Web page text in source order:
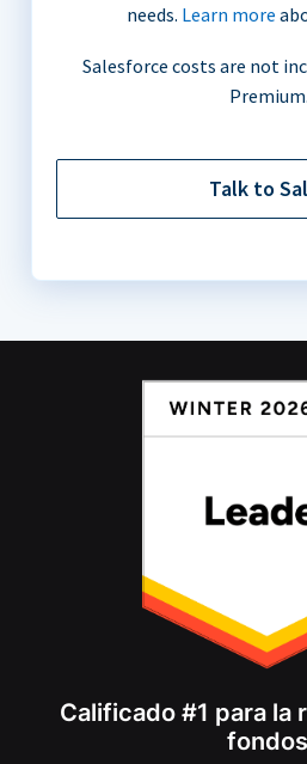
needs. Learn more
Salesforce costs are not
Premium.
Talk to
Calificado #1 para la
fondos